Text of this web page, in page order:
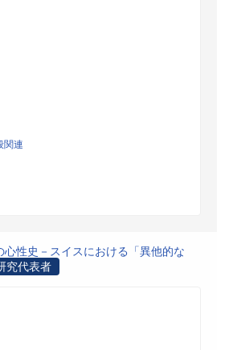
関連
心性史－スイスにおける「異他的な
究代表者